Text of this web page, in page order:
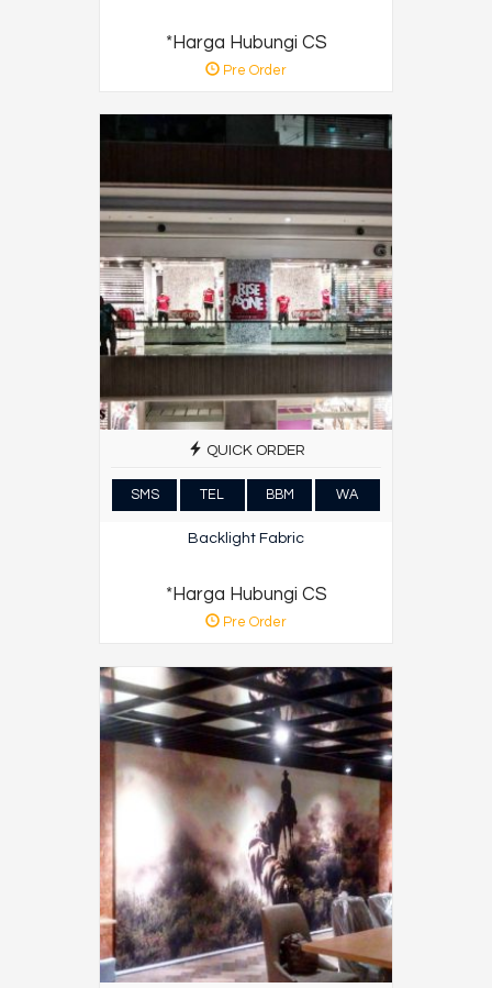
*Harga Hubungi CS
Pre Order
QUICK ORDER
SMS TEL BBM WA
Backlight Fabric
*Harga Hubungi CS
Pre Order